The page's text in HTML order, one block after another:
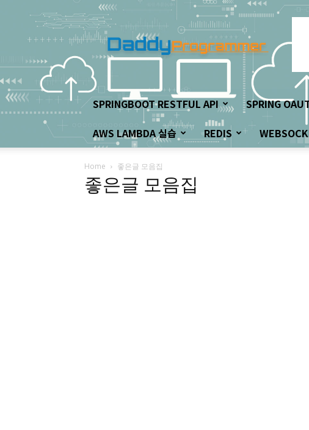
아
프
로
머
의
좌
충
우
개
발
SPRINGBOOT RESTFUL API SPRING
AWS LAMBDA 실습
REDIS
Home 좋은글 모음집
좋은글 모음집